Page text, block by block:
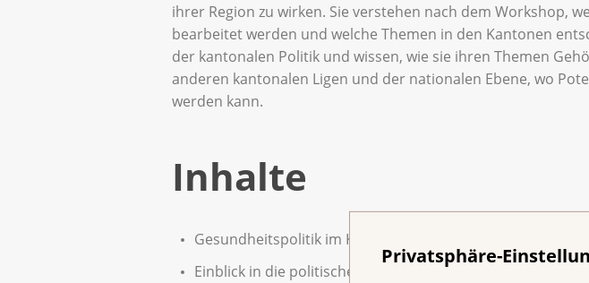
Privatsphäre-
ihrer Region zu wirken. Sie verstehen nach dem Workshop,
bearbeitet werden und welche Themen in den Kantonen
der kantonalen Politik und wissen, wie sie ihren Themen
anderen kantonalen Ligen und der nationalen Ebene, wo
werden kann.
Inhalte
Gesundheitspolitik im Kanton (Föderalismus, politische
Einblick in die politische Arbeit – was brauchen